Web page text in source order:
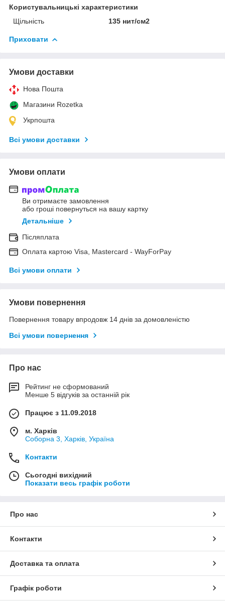
Користувальницькі характеристики
Щільність
135 нит/см2
Приховати
Умови доставки
Нова Пошта
Магазини Rozetka
Укрпошта
Всі умови доставки
Умови оплати
Ви отримаєте замовлення
або гроші повернуться на вашу картку
Детальніше
Післяплата
Оплата картою Visa, Mastercard - WayForPay
Всі умови оплати
Умови повернення
Повернення товару впродовж 14 днів за домовленістю
Всі умови повернення
Про нас
Рейтинг не сформований
Менше 5 відгуків за останній рік
Працює з 11.09.2018
м. Харків
Соборна 3, Харків, Україна
Контакти
Сьогодні вихідний
Показати весь графік роботи
Про нас
Контакти
Доставка та оплата
Графік роботи